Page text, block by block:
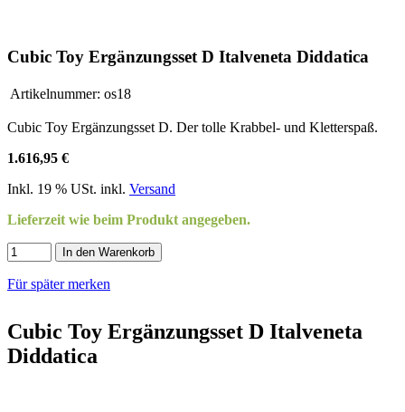
Cubic Toy Ergänzungsset D Italveneta Diddatica
Artikelnummer: os18
Cubic Toy Ergänzungsset D. Der tolle Krabbel- und Kletterspaß.
1.616,95 €
Inkl. 19 % USt. inkl. Versand
Lieferzeit wie beim Produkt angegeben.
In den Warenkorb
Für später merken
Cubic Toy Ergänzungsset D Italveneta
Diddatica